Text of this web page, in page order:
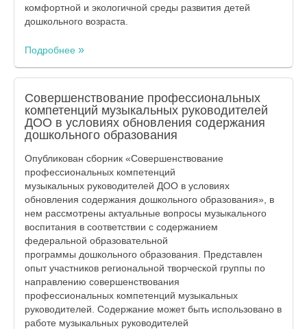
комфортной и экологичной среды развития детей
дошкольного возраста.
Подробнее
Совершенствование профессиональных
компетенций музыкальных руководителей
ДОО в условиях обновления содержания
дошкольного образования
Опубликован сборник «Совершенствование
профессиональных компетенций
музыкальных руководителей ДОО в условиях
обновления содержания дошкольного образования», в
нем рассмотрены актуальные вопросы музыкального
воспитания в соответствии с содержанием
федеральной образовательной
программы дошкольного образования. Представлен
опыт участников региональной творческой группы по
направлению совершенствования
профессиональных компетенций музыкальных
руководителей. Содержание может быть использовано в
работе музыкальных руководителей